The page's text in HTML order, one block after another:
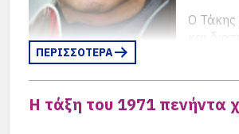
Ο Τάκης
και
Καλλιθέα.
Ο Σύλλογος Αποφοίτων εκφράζει
σύζυγό του, τον γιο του και την
ΠΕΡΙΣΣΟΤΕΡΑ
Η τάξη του 1971 πενήντα